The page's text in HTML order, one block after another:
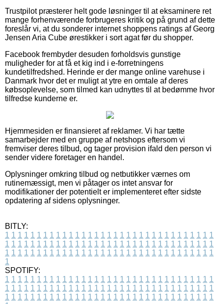
Trustpilot præsterer helt gode løsninger til at eksaminere ret
mange forhenværende forbrugeres kritik og på grund af dette
foreslår vi, at du sonderer internet shoppens ratings af Georg
Jensen Aria Cube ørestikker i sort agat før du shopper.
Facebook frembyder desuden forholdsvis gunstige
muligheder for at få et kig ind i e-forretningens
kundetilfredshed. Herinde er der mange online varehuse i
Danmark hvor det er muligt at ytre en omtale af deres
købsoplevelse, som tilmed kan udnyttes til at bedømme hvor
tilfredse kunderne er.
Hjemmesiden er finansieret af reklamer. Vi har tætte
samarbejder med en gruppe af netshops eftersom vi
fremviser deres tilbud, og tager provision ifald den person vi
sender videre foretager en handel.
Oplysninger omkring tilbud og netbutikker værnes om
rutinemæssigt, men vi påtager os intet ansvar for
modifikationer der potentielt er implementeret efter sidste
opdatering af sidens oplysninger.
BITLY:
1 1 1 1 1 1 1 1 1 1 1 1 1 1 1 1 1 1 1 1 1 1 1 1 1 1 1 1 1 1 1 1 1
1 1 1 1 1 1 1 1 1 1 1 1 1 1 1 1 1 1 1 1 1 1 1 1 1 1 1 1 1 1 1 1 1
1 1 1 1 1 1 1 1 1 1 1 1 1 1 1 1 1 1 1 1 1 1 1 1 1 1 1 1 1 1 1 1 1
1
SPOTIFY:
1 1 1 1 1 1 1 1 1 1 1 1 1 1 1 1 1 1 1 1 1 1 1 1 1 1 1 1 1 1 1 1 1
1 1 1 1 1 1 1 1 1 1 1 1 1 1 1 1 1 1 1 1 1 1 1 1 1 1 1 1 1 1 1 1 1
1 1 1 1 1 1 1 1 1 1 1 1 1 1 1 1 1 1 1 1 1 1 1 1 1 1 1 1 1 1 1 1 1